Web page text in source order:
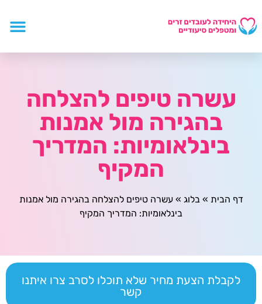
עשרה טיפים להצלחה
בהגירה מול אמנות
בינלאומיות: המדריך
המקיף
דף הבית »בלוג »עשרה טיפים להצלחה בהגירה מול אמנות
בינלאומיות: המדריך המקיף
לקבלת הצעת מחיר שלא תוכלו לסרב צרו איתנו
קשר